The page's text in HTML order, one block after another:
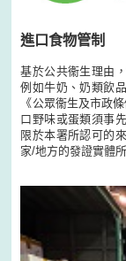
進口食物管制
基於公共衞生理由
例如牛奶、奶類飲
《公眾衞生及市政
口野味或蛋類須事
限於本署所認可的
家/地方的發證實體